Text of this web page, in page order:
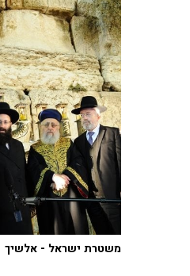
משטרת ישראל - אלשיך